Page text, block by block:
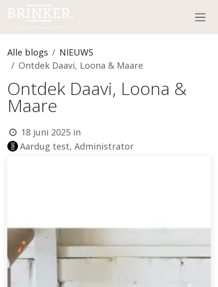
Overslaan naar inhoud
Alle blogs
NIEUWS
Ontdek Daavi, Loona & Maare
Ontdek Daavi, Loona &
Maare
18 juni 2025 in
Aardug test, Administrator